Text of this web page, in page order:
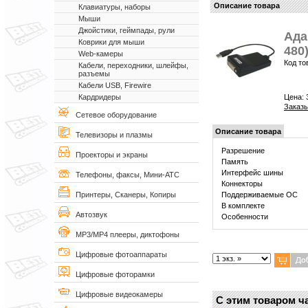
Клавиатуры, наборы
Мыши
Джойстики, геймпады, рули
Коврики для мыши
Web-камеры
Кабели, переходники, шлейфы,
разъемы
Кабели USB, Firewire
Кардридеры
Сетевое оборудование
Телевизоры и плазмы
Проекторы и экраны
Телефоны, факсы, Мини-АТС
Принтеры, Сканеры, Копиры
Автозвук
MP3/MP4 плееры, диктофоны
Цифровые фотоаппараты
Цифровые фоторамки
Цифровые видеокамеры
Описание товара
480)
Код
Цена:
Описание товара
Разрешение
Память
Интерфейс шины
Коннекторы
Поддерживаемые ОС
В комплекте
Особенности
С этим товаром